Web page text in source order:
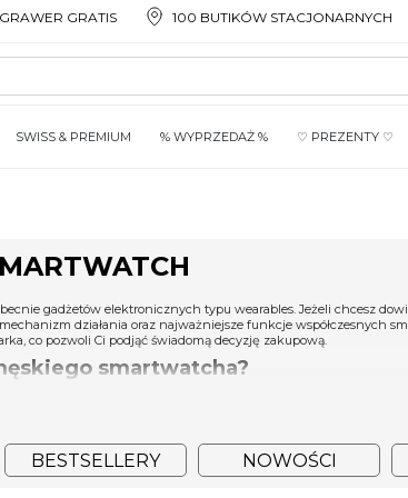
GRAWER GRATIS 100 BUTIKÓW STACJONARNYCH
SWISS & PREMIUM % WYPRZEDAŻ % ♡ PREZENTY ♡
gadżetów elektronicznych typu wearables. Jeżeli chcesz
działania oraz najważniejsze funkcje współczesnych
co pozwoli Ci podjąć świadomą decyzję zakupową.
smartwatcha?
uniwersalne. Choć początkowo służyły głównie sportowcom i
smartwatche? NOWOŚCI
BESTSELLERY